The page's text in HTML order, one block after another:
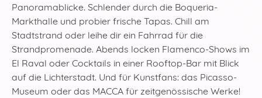
Panoramablicke. Schlender durch die Boqueria-
Markthalle und probier frische Tapas. Chill am
Stadtstrand oder leihe dir ein Fahrrad für die
Strandpromenade. Abends locken Flamenco-Shows im
El Raval oder Cocktails in einer Rooftop-Bar mit Blick
auf die Lichterstadt. Und für Kunstfans: das Picasso-
Museum oder das MACCA für zeitgenössische Werke!